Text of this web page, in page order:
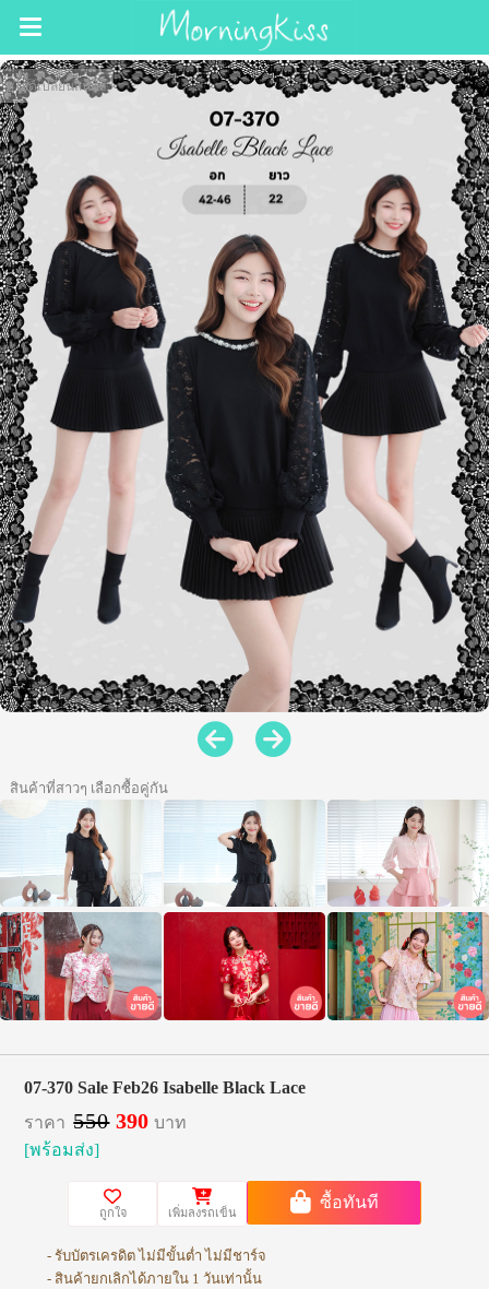
สไลด์เปลี่ยนสินค้า
สินค้าที่สาวๆ เลือกซื้อคู่กัน
07-370 Sale Feb26 Isabelle Black Lace
ราคา 550 390บาท
[พร้อมส่ง]
ถูกใจ เพิ่มลงรถเข็น
ซื้อทันที
- รับบัตรเครดิต ไม่มีขั้นต่ำ ไม่มีชาร์จ
- สินค้ายกเลิกได้ภายใน 1 วันเท่านั้น